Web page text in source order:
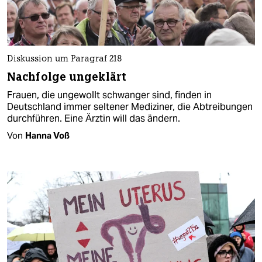
Diskussion um Paragraf 218
Nachfolge ungeklärt
Frauen, die ungewollt schwanger sind, finden in
Deutschland immer seltener Mediziner, die Abtreibungen
durchführen. Eine Ärztin will das ändern.
Von Hanna Voß